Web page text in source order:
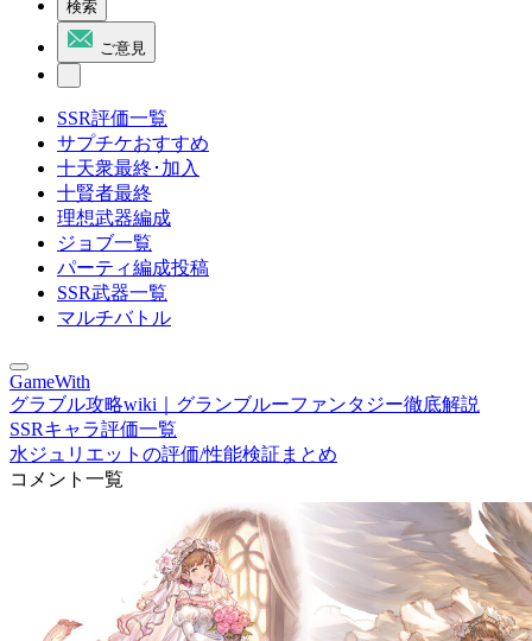
検索
ご意見
SSR評価一覧
サプチケおすすめ
十天衆最終･加入
十賢者最終
理想武器編成
ジョブ一覧
パーティ編成投稿
SSR武器一覧
マルチバトル
GameWith
グラブル攻略wiki｜グランブルーファンタジー徹底解説
SSRキャラ評価一覧
水ジュリエットの評価/性能検証まとめ
コメント一覧